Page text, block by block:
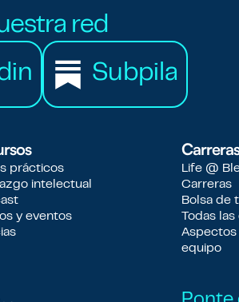
red
Subpila
prácticos
intelectual
y eventos
Life @
Carreras
Bolsa de
Todas
Aspectos
equipo